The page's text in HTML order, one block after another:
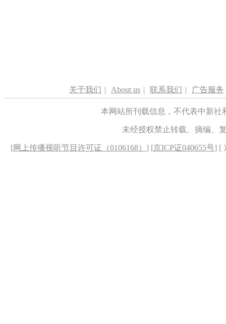
关于我们 | About us | 联系我们 | 广告服务
本网站所刊载信息，不代表中新
未经授权禁止转载、摘编、
[网上传播视听节目许可证（0106168） ] [京ICP证040655号] [